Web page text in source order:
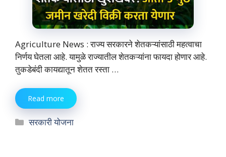
Agriculture News : राज्य सरकारने शेतकऱ्यांसाठी महत्वाचा
निर्णय घेतला आहे.‌ यामुळे राज्यातील शेतकऱ्यांना फायदा होणार आहे.
तुकडेबंदी कायद्यातून शेतत रस्ता …
Read more
Categories
सरकारी योजना